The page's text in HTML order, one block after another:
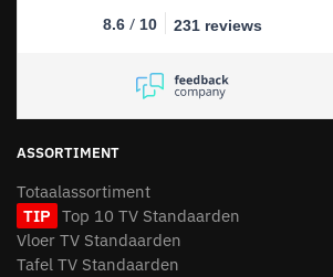
8.6 / 10 231 reviews
ASSORTIMENT
Totaalassortiment
TIP Top 10 TV Standaarden
Vloer TV Standaarden
Tafel TV Standaarden